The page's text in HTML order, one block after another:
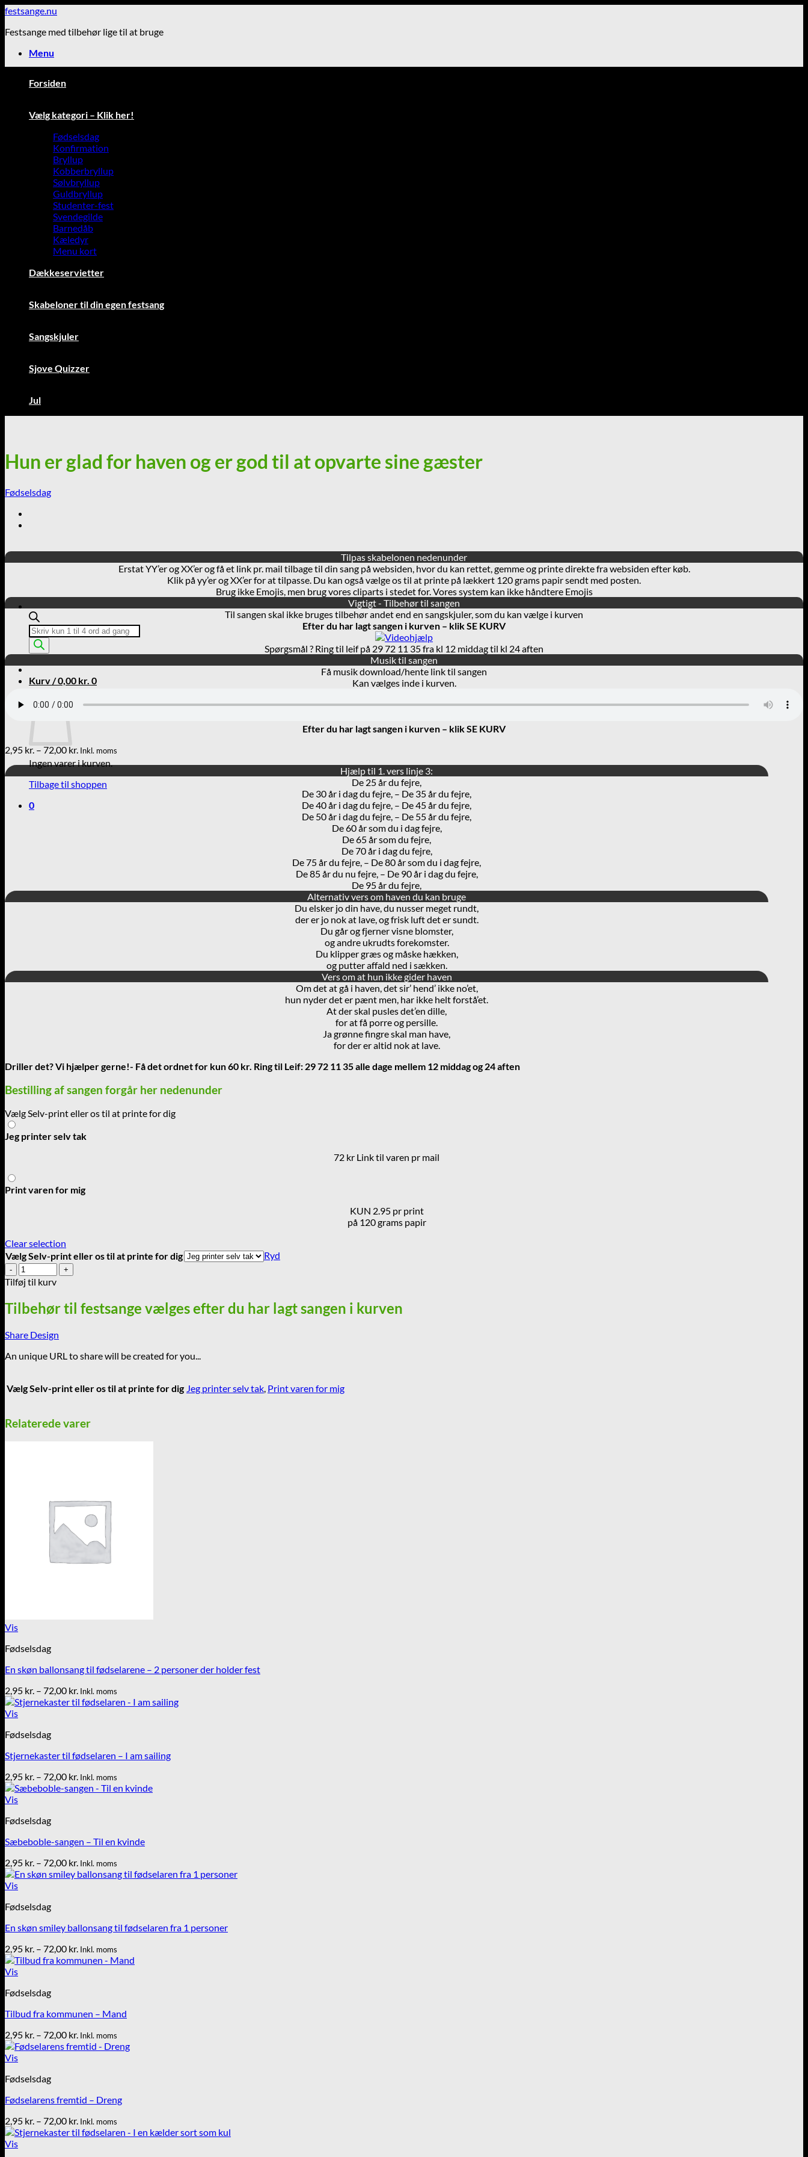
Fortsæt
indhold
festsange.nu
Festsange med tilbehør lige til at bruge
Menu
Products
search
Kurv /0,00 kr. 0
Ingen varer i kurven.
Tilbage til shoppen
0
Forsiden
Vælg kategori – Klik her!
Fødselsdag
Konfirmation
Bryllup
Kobberbryllup
Sølvbryllup
Guldbryllup
Studenter-fest
Svendegilde
Barnedåb
Kæledyr
Menu kort
Dækkeservietter
Skabeloner til din egen festsang
Sangskjuler
Sjove Quizzer
Jul
Hun er glad for haven og er god til at opvarte sine gæster
Fødselsdag
Tilpas skabelonen nedenunder
Erstat YY’er og XX’er og få et link pr. mail tilbage til din sang på websiden, hvor du kan rettet, gemme og printe direkte fra websiden efter køb.
Klik på yy’er og XX’er for at tilpasse. Du kan også vælge os til at printe på lækkert 120 grams papir sendt med posten.
Brug ikke Emojis, men brug vores cliparts i stedet for. Vores system kan ikke håndtere Emojis
Vigtigt - Tilbehør til sangen
Til sangen skal ikke bruges tilbehør andet end en sangskjuler, som du kan vælge i kurven
Efter du har lagt sangen i kurven – klik SE KURV
Spørgsmål ? Ring til leif på 29 72 11 35 fra kl 12 middag til kl 24 aften
Musik til sangen
Få musik download/hente link til sangen
Kan vælges inde i kurven.
Efter du har lagt sangen i kurven – klik SE KURV
2,95 kr.–72,00kr. Prisinterval:
2,95 kr.
72,00 kr.
Inkl. moms
Hjælp til 1. vers linje 3:
De 25 år du fejre,
De 30 år i dag du fejre, – De 35 år du fejre,
De 40 år i dag du fejre, – De 45 år du fejre,
De 50 år i dag du fejre, – De 55 år du fejre,
De 60 år som du i dag fejre,
De 65 år som du fejre,
De 70 år i dag du fejre,
De 75 år du fejre, – De 80 år som du i dag fejre,
De 85 år du nu fejre, – De 90 år i dag du fejre,
De 95 år du fejre,
Alternativ vers om haven du kan bruge
Du elsker jo din have, du nusser meget rundt,
der er jo nok at lave, og frisk luft det er sundt.
Du går og fjerner visne blomster,
og andre ukrudts forekomster.
Du klipper græs og måske hækken,
og putter affald ned i sækken.
Vers om at hun ikke gider haven
Om det at gå i haven, det sir’ hend’ ikke no’et,
hun nyder det er pænt men, har ikke helt forstå’et.
At der skal pusles det’en dille,
for at få porre og persille.
Ja grønne fingre skal man have,
for der er altid nok at lave.
Driller det? Vi hjælper gerne!- Få det ordnet for kun 60 kr. Ring til Leif: 29 72 11 35 alle dage mellem 12 middag og 24 aften
Bestilling af sangen forgår her nedenunder
Vælg Selv-print eller os til at printe for dig
Jeg printer selv tak
72 kr Link til varen pr mail
Print varen for mig
KUN 2.95 pr print
på 120 grams papir
Clear selection
Vælg Selv-print eller os til at printe for dig
Ryd
Hun
er
glad
for
haven
er
til
sine
antal
Tilføj til kurv
Tilbehør til festsange vælges efter du har lagt sangen i kurven
Share Design
An unique URL to share will be created for you...
Vælg Selv-print eller os til at printe for dig Jeg printer selv tak, Print varen for mig
Relaterede varer
Vis
Fødselsdag
En skøn ballonsang til fødselarene – 2 personer der holder fest
2,95 kr. – 72,00 kr. Prisinterval:
2,95 kr.
Inkl. moms
Vis
Fødselsdag
Stjernekaster til fødselaren – I am sailing
2,95 kr. – 72,00 kr. Prisinterval:
2,95 kr.
Inkl. moms
Vis
Fødselsdag
Sæbeboble-sangen – Til en kvinde
2,95 kr. – 72,00 kr. Prisinterval:
2,95 kr.
Inkl. moms
Vis
Fødselsdag
En skøn smiley ballonsang til fødselaren fra 1 personer
2,95 kr. – 72,00 kr. Prisinterval:
2,95 kr.
Inkl. moms
Vis
Fødselsdag
Tilbud fra kommunen – Mand
2,95 kr. – 72,00 kr. Prisinterval:
2,95 kr.
Inkl. moms
Vis
Fødselsdag
Fødselarens fremtid – Dreng
2,95 kr. – 72,00 kr. Prisinterval:
2,95 kr.
Inkl. moms
Vis